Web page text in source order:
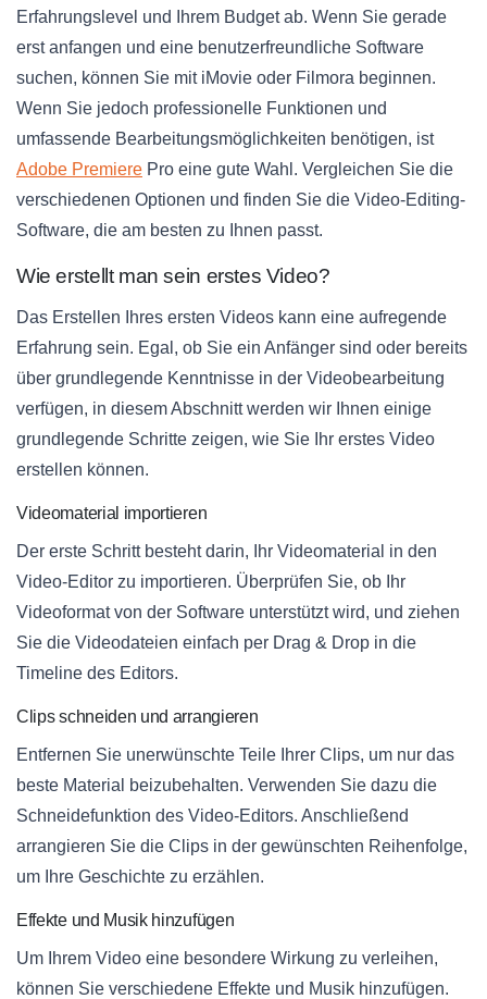
Erfahrungslevel und Ihrem Budget ab. Wenn Sie gerade
erst anfangen und eine benutzerfreundliche Software
suchen, können Sie mit iMovie oder Filmora beginnen.
Wenn Sie jedoch professionelle Funktionen und
umfassende Bearbeitungsmöglichkeiten benötigen, ist
Adobe Premiere Pro eine gute Wahl. Vergleichen Sie die
verschiedenen Optionen und finden Sie die Video-Editing-
Software, die am besten zu Ihnen passt.
Wie erstellt man sein erstes Video?
Das Erstellen Ihres ersten Videos kann eine aufregende
Erfahrung sein. Egal, ob Sie ein Anfänger sind oder bereits
über grundlegende Kenntnisse in der Videobearbeitung
verfügen, in diesem Abschnitt werden wir Ihnen einige
grundlegende Schritte zeigen, wie Sie Ihr erstes Video
erstellen können.
Videomaterial importieren
Der erste Schritt besteht darin, Ihr Videomaterial in den
Video-Editor zu importieren. Überprüfen Sie, ob Ihr
Videoformat von der Software unterstützt wird, und ziehen
Sie die Videodateien einfach per Drag & Drop in die
Timeline des Editors.
Clips schneiden und arrangieren
Entfernen Sie unerwünschte Teile Ihrer Clips, um nur das
beste Material beizubehalten. Verwenden Sie dazu die
Schneidefunktion des Video-Editors. Anschließend
arrangieren Sie die Clips in der gewünschten Reihenfolge,
um Ihre Geschichte zu erzählen.
Effekte und Musik hinzufügen
Um Ihrem Video eine besondere Wirkung zu verleihen,
können Sie verschiedene Effekte und Musik hinzufügen.